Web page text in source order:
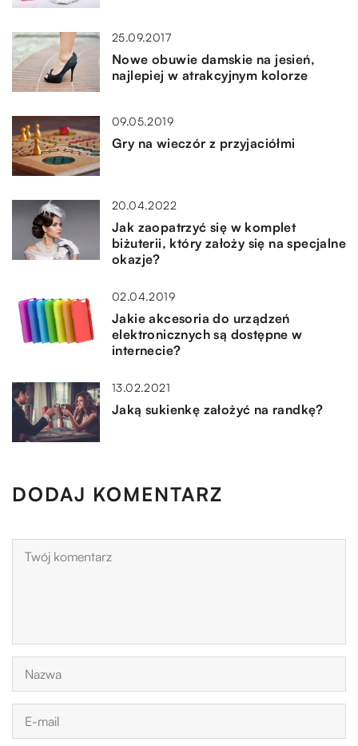
25.09.2017
Nowe obuwie damskie na jesień,
najlepiej w atrakcyjnym kolorze
09.05.2019
Gry na wieczór z przyjaciółmi
20.04.2022
Jak zaopatrzyć się w komplet
biżuterii, który założy się na specjalne
okazje?
02.04.2019
Jakie akcesoria do urządzeń
elektronicznych są dostępne w
internecie?
13.02.2021
Jaką sukienkę założyć na randkę?
DODAJ KOMENTARZ